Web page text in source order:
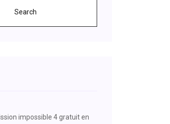
Search
impossible 4 gratuit en